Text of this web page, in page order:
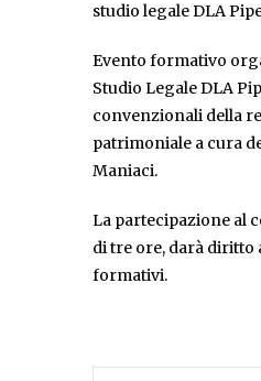
studio legale DLA
Evento formativo
Studio Legale DLA
convenzionali della
patrimoniale a cura
Maniaci.
La partecipazione al
di tre ore, darà diritto
formativi.